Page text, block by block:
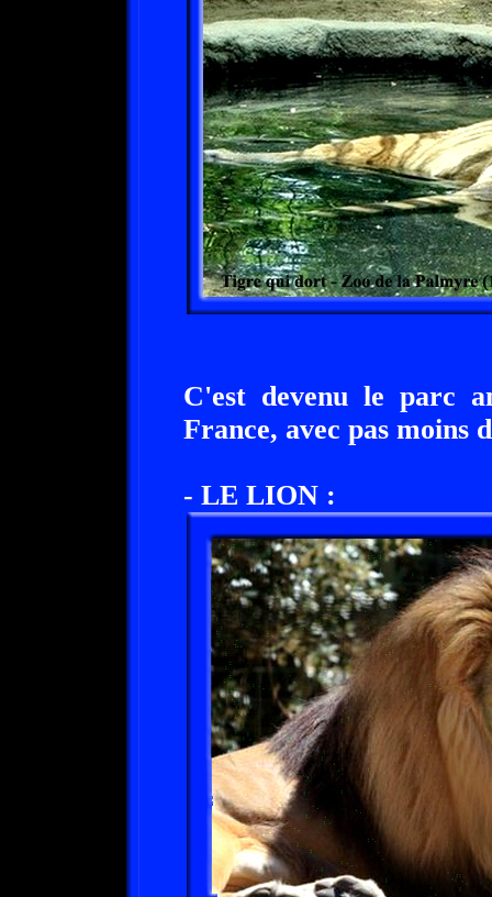
C'est devenu le parc
France, avec pas moins
- LE LION :